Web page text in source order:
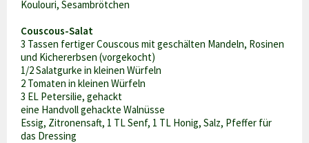
Koulouri, Sesambrötchen
Couscous-Salat
3 Tassen fertiger Couscous mit geschälten Mandeln, Rosinen
und Kichererbsen (vorgekocht)
1/2 Salatgurke in kleinen Würfeln
2 Tomaten in kleinen Würfeln
3 EL Petersilie, gehackt
eine Handvoll gehackte Walnüsse
Essig, Zitronensaft, 1 TL Senf, 1 TL Honig, Salz, Pfeffer für
das Dressing